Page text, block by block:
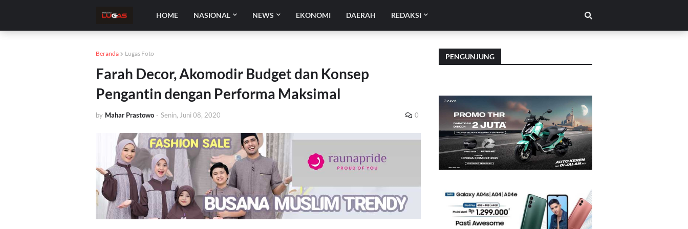
HOME NASIONAL NEWS EKONOMI DAERAH REDAKSI
Beranda Lugas Foto
Farah Decor, Akomodir Budget dan Konsep
Pengantin dengan Performa Maksimal
by Mahar Prastowo - Senin, Juni 08, 2020 0
PENGUNJUNG